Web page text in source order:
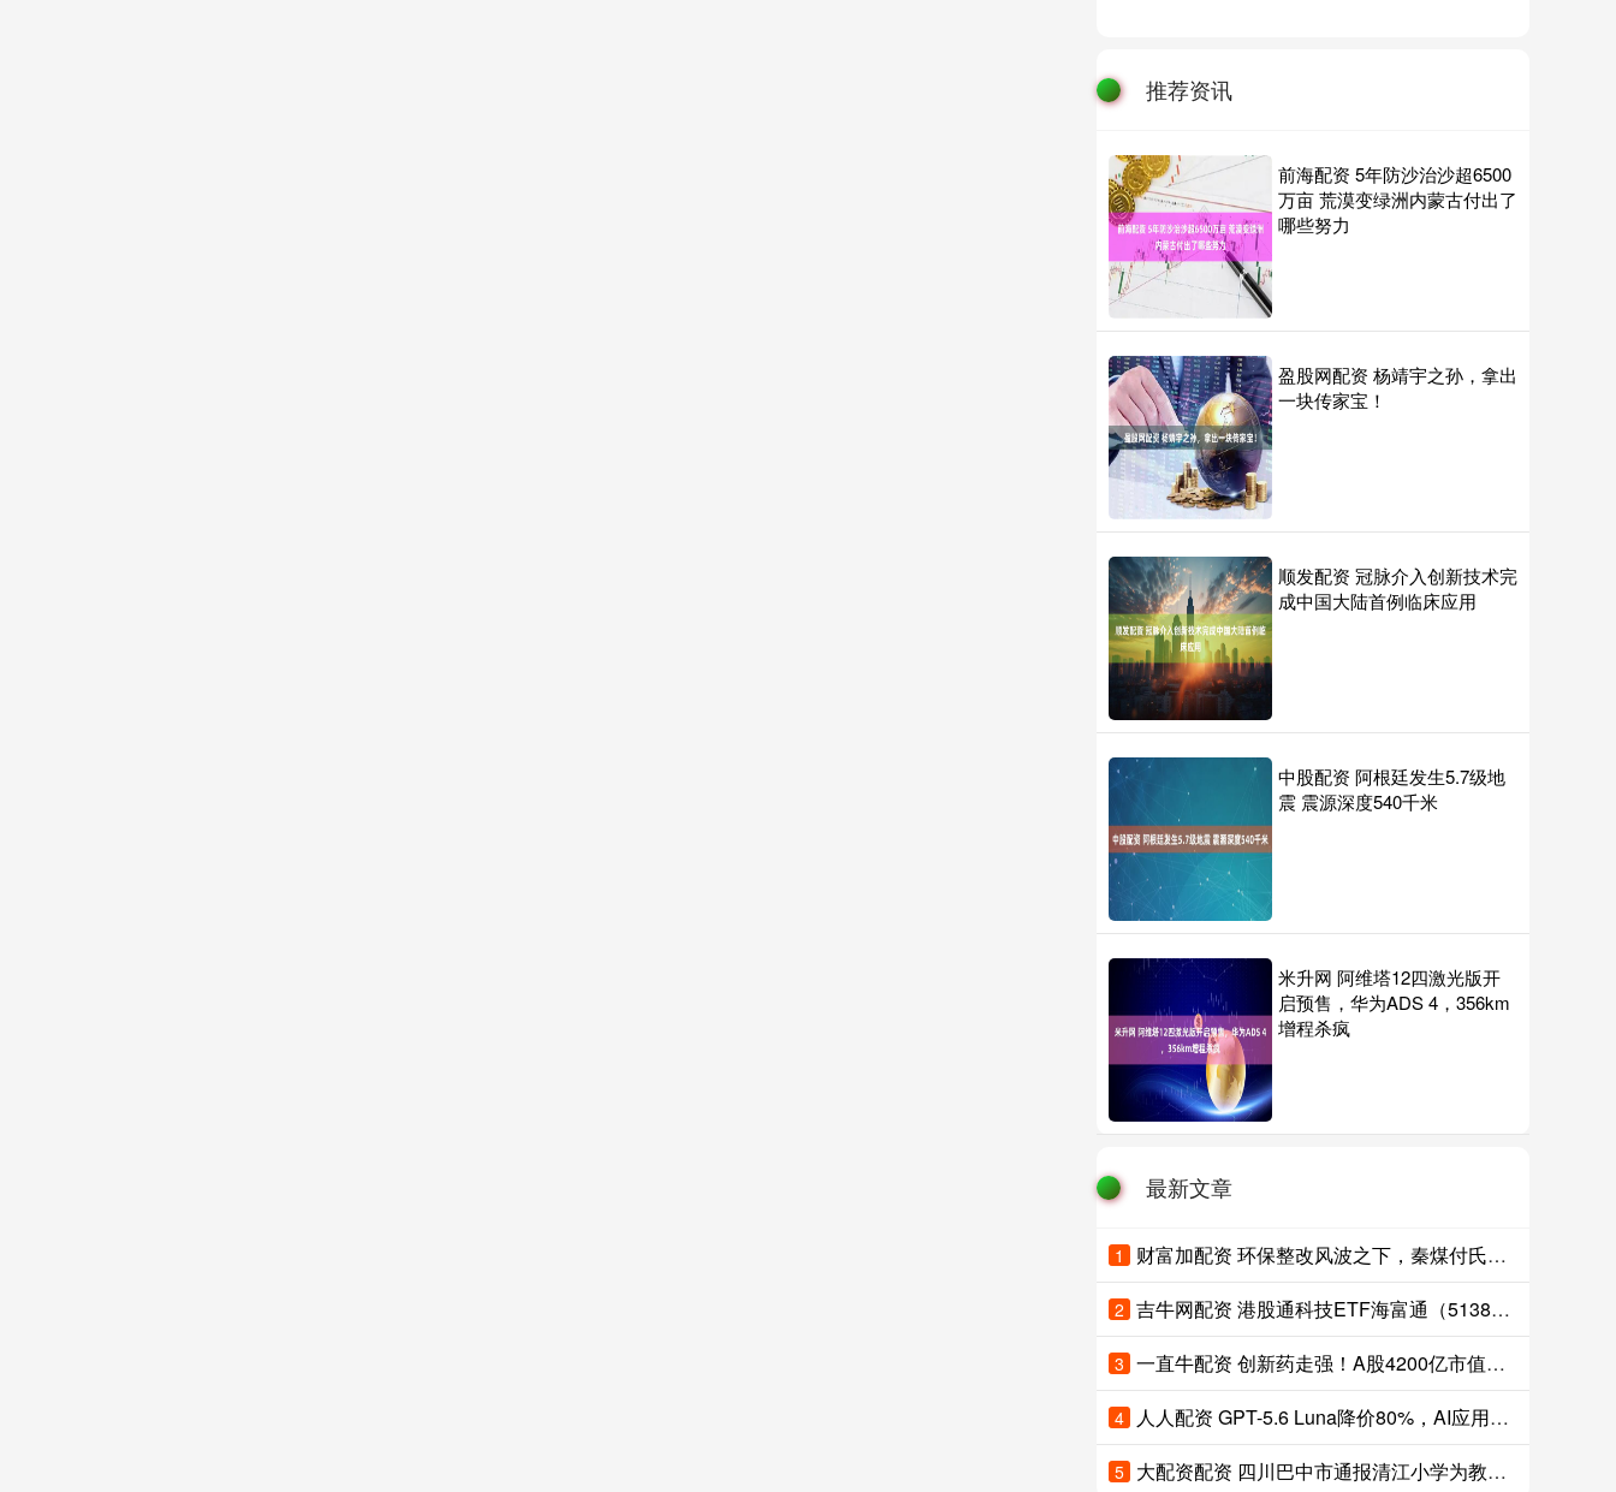
推荐资讯
前海配资 5年防沙治沙超6500
万亩 荒漠变绿洲内蒙古付出了
哪些努力
盈股网配资 杨靖宇之孙，拿出
一块传家宝！
顺发配资 冠脉介入创新技术完
成中国大陆首例临床应用
中股配资 阿根廷发生5.7级地
震 震源深度540千米
米升网 阿维塔12四激光版开
启预售，华为ADS 4，356km
增程杀疯
最新文章
1 财富加配资 环保整改风波之下，秦煤付氏家族走向分化：从“煤老板”到多元投资人
2 吉牛网配资 港股通科技ETF海富通（513860）小幅上涨，机构称AI商业化正向应用层加速渗透，港股科技配置价值正在逐步显现
3 一直牛配资 创新药走强！A股4200亿市值龙头，直线涨停！
4 人人配资 GPT-5.6 Luna降价80%，AI应用概念股集体大涨，易点天下涨超11%，蓝色光标涨超5%
5 大配资配资 四川巴中市通报清江小学为教师统一购买服装问题：学校未充分征求教职工意见，对校长马某某作出停职处理